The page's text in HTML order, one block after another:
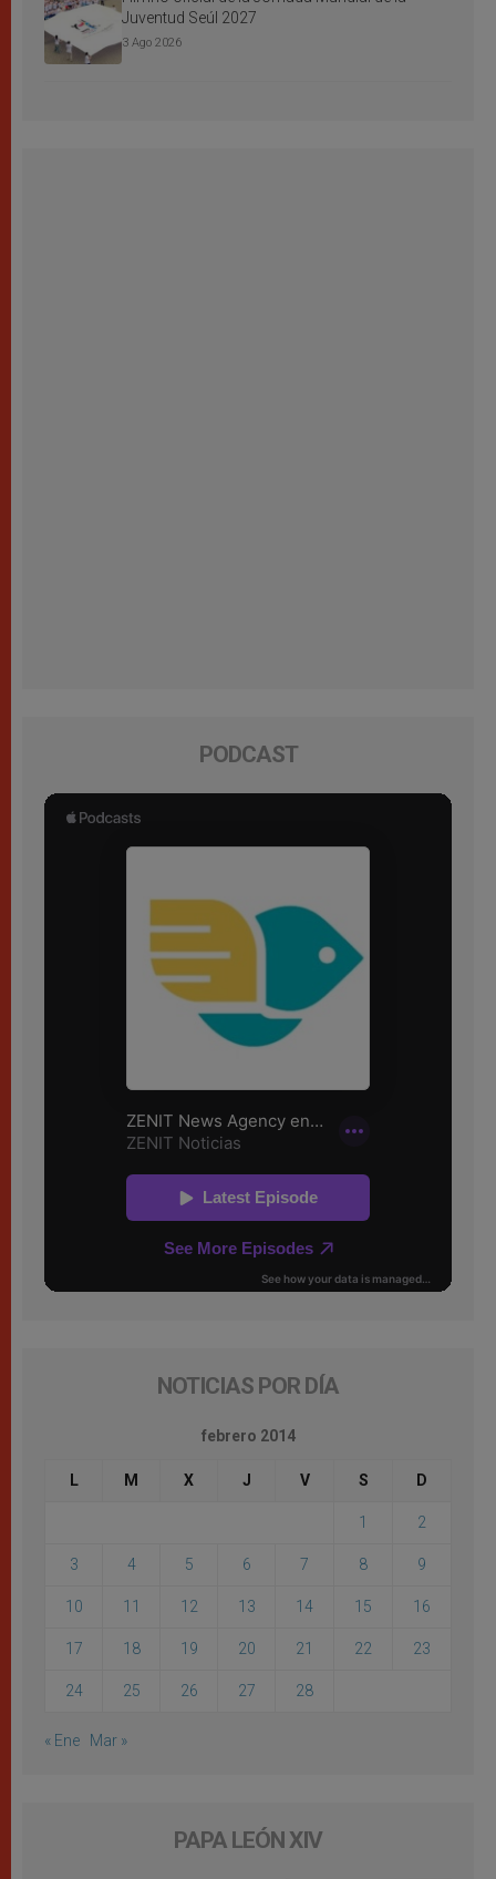
Juventud Seúl 2027
3 Ago 2026
PODCAST
NOTICIAS POR DÍA
febrero 2014
L M X J V S D
1 2
3 4 5 6 7 8 9
10 11 12 13 14 15 16
17 18 19 20 21 22 23
24 25 26 27 28
« Ene Mar »
PAPA LEÓN XIV